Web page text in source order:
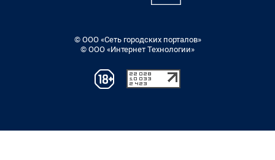
© ООО «Сеть городских порталов»
© ООО «Интернет Технологии»